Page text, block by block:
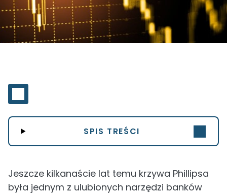
SPIS TREŚCI
Jeszcze kilkanaście lat temu krzywa Phillipsa
była jednym z ulubionych narzędzi banków